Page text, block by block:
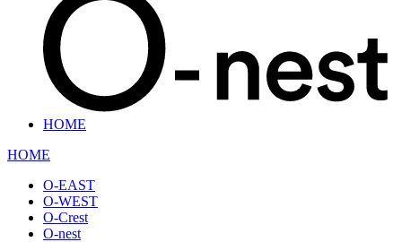
HOME
HOME
O-EAST
O-WEST
O-Crest
O-nest